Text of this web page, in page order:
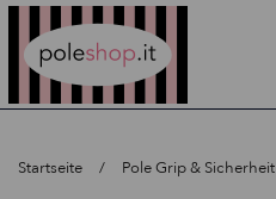
Startseite Pole Grip & Sicherheit